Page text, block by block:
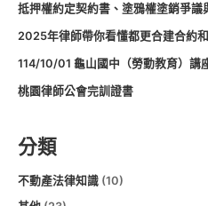
抵押權約定契約書、塗鴉權塗銷爭議
2025年律師帶你看懂都更合建合約
114/10/01 龜山國中（勞動教育）講
桃園律師公會完訓證書
分類
不動產法律知識(10)